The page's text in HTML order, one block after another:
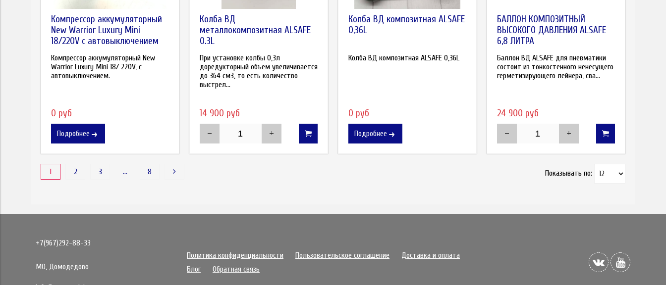
Компрессор аккумуляторный
New Warrior Luxury Mini
18/220V с автовыключением
Компрессор аккумуляторный New
Warrior Luxury Mini 18/ 220V, с
автовыключением.
0 руб
Подробнее
Колба ВД
металлокомпозитная ALSAFE
0.3L
При установке колбы 0,3л
доредукторный объем увеличивается
до 364 см3, то есть количество
выстрел...
14 900 руб
Колба ВД композитная ALSAFE
0,36L
Колба ВД композитная ALSAFE 0,36L
0 руб
Подробнее
БАЛЛОН КОМПОЗИТНЫЙ
ВЫСОКОГО ДАВЛЕНИЯ ALSAFE
6,8 ЛИТРА
Баллон ВД ALSAFE для пневматики
состоит из тонкостенного ненесущего
герметизирующего лейнера, сва...
24 900 руб
1 2 3 … 8 Показывать по:
+7(967)292-88-33
МО, Домодедово
Политика конфиденциальности Пользовательское соглашение
Доставка и оплата
Блог
Обратная связь